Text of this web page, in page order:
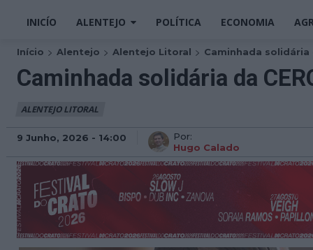
INICÍO ALENTEJO POLÍTICA ECONOMIA
Início Alentejo Alentejo Litoral Caminhada solidária
Caminhada solidária da
ALENTEJO LITORAL
9 Junho, 2026 - 14:00
Por:
Hugo Calado